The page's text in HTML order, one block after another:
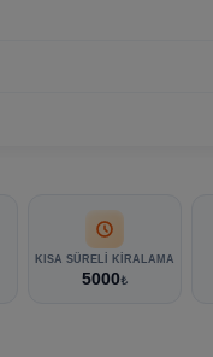
KISA SÜRELI KIRALAMA
5000₺